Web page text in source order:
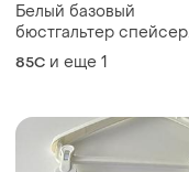
Белый базовый
бюстгальтер спейсер
velencosa
85C и еще 1